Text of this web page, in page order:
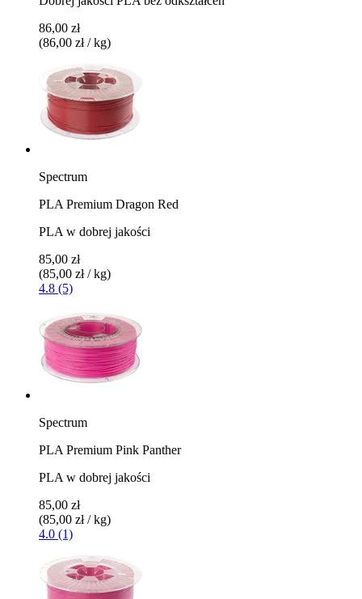
86,00 zł
(86,00 zł / kg)
Spectrum
PLA Premium Dragon Red
PLA w dobrej jakości
85,00 zł
(85,00 zł / kg)
4.8 (5)
Spectrum
PLA Premium Pink Panther
PLA w dobrej jakości
85,00 zł
(85,00 zł / kg)
4.0 (1)